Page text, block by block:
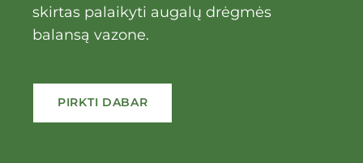
skirtas palaikyti augalų drėgmės
balansą vazone.
PIRKTI DABAR